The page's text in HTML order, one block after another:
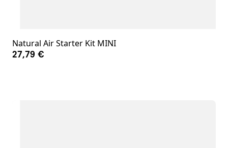
Natural Air Starter Kit MINI
27,79 €